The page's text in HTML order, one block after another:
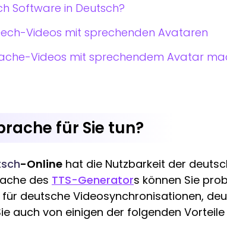
Software in Deutsch?
Videos mit sprechenden Avataren
Videos mit sprechendem Avatar
für Sie tun?
-Online hat die Nutzbarkeit der
des TTS-Generators können Sie
deutsche Videosynchronisationen,
auch von einigen der folgenden